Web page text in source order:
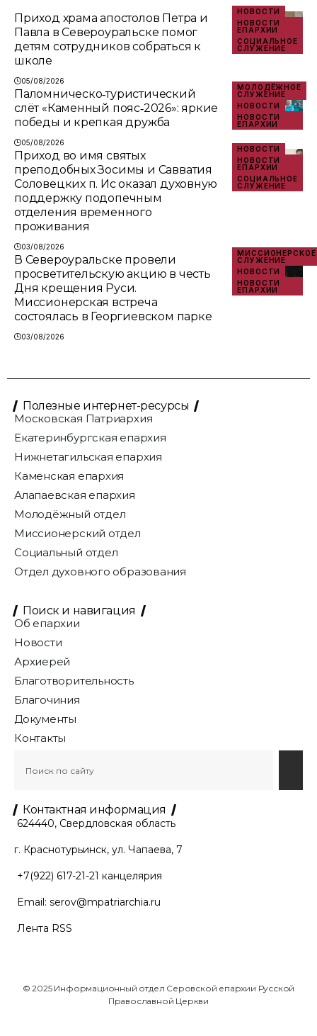
НОВОСТИ
НОВОСТИ
ЕПАРХИИ
СОЦИАЛЬНОЕ
СЛУЖЕНИЕ
Приход храма апостолов Петра и
Павла в Североуральске помог
детям сотрудников собраться к
школе
05/08/2026
МОЛОДЁЖНОЕ
СЛУЖЕНИЕ
НОВОСТИ
НОВОСТИ
ЕПАРХИИ
Паломническо‑туристический
слёт «Каменный пояс‑2026»: яркие
победы и крепкая дружба
05/08/2026
НОВОСТИ
НОВОСТИ
ЕПАРХИИ
СОЦИАЛЬНОЕ
СЛУЖЕНИЕ
Приход во имя святых
преподобных Зосимы и Савватия
Соловецких п. Ис оказал духовную
поддержку подопечным
отделения временного
проживания
03/08/2026
МИССИОНЕРСКОЕ
СЛУЖЕНИЕ
НОВОСТИ
НОВОСТИ
ЕПАРХИИ
В Североуральске провели
просветительскую акцию в честь
Дня крещения Руси.
Миссионерская встреча
состоялась в Георгиевском парке
03/08/2026
Полезные интернет-ресурсы
Московская Патриархия
Екатеринбургская епархия
Нижнетагильская епархия
Каменская епархия
Алапаевская епархия
Молодёжный отдел
Миссионерский отдел
Социальный отдел
Отдел духовного образования
Поиск и навигация
Об епархии
Новости
Архиерей
Благотворительность
Благочиния
Документы
Контакты
Контактная информация
624440, Свердловская область
г. Краснотурьинск, ул. Чапаева, 7
+7(922) 617-21-21 канцелярия
Email: serov@mpatriarchia.ru
Лента RSS
© 2025 Информационный отдел Серовской епархии Русской
Православной Церкви